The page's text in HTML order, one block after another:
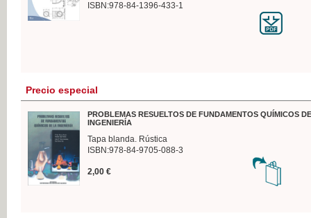
ISBN:978-84-1396-433-1
Precio especial
PROBLEMAS RESUELTOS DE FUNDAMENTOS QUÍMICOS
INGENIERÍA
Tapa blanda. Rústica
ISBN:978-84-9705-088-3
2,00 €